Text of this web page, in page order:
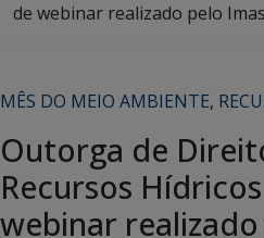
de webinar realizado pelo
MÊS DO MEIO AMBIENTE,
Outorga de
Recursos
webinar